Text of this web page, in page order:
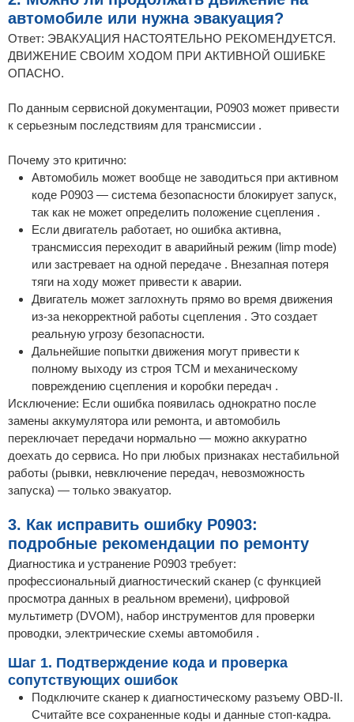
автомобиле или нужна эвакуация?
Ответ: ЭВАКУАЦИЯ НАСТОЯТЕЛЬНО РЕКОМЕНДУЕТСЯ.
ДВИЖЕНИЕ СВОИМ ХОДОМ ПРИ АКТИВНОЙ ОШИБКЕ
ОПАСНО.
По данным сервисной документации, P0903 может привести
к серьезным последствиям для трансмиссии .
Почему это критично:
Автомобиль может вообще не заводиться при активном
коде P0903 — система безопасности блокирует запуск,
так как не может определить положение сцепления .
Если двигатель работает, но ошибка активна,
трансмиссия переходит в аварийный режим (limp mode)
или застревает на одной передаче . Внезапная потеря
тяги на ходу может привести к аварии.
Двигатель может заглохнуть прямо во время движения
из-за некорректной работы сцепления . Это создает
реальную угрозу безопасности.
Дальнейшие попытки движения могут привести к
полному выходу из строя TCM и механическому
повреждению сцепления и коробки передач .
Исключение: Если ошибка появилась однократно после
замены аккумулятора или ремонта, и автомобиль
переключает передачи нормально — можно аккуратно
доехать до сервиса. Но при любых признаках нестабильной
работы (рывки, невключение передач, невозможность
запуска) — только эвакуатор.
3. Как исправить ошибку P0903:
подробные рекомендации по ремонту
Диагностика и устранение P0903 требует:
профессиональный диагностический сканер (с функцией
просмотра данных в реальном времени), цифровой
мультиметр (DVOM), набор инструментов для проверки
проводки, электрические схемы автомобиля .
Шаг 1. Подтверждение кода и проверка
сопутствующих ошибок
Подключите сканер к диагностическому разъему OBD-II.
Считайте все сохраненные коды и данные стоп-кадра.